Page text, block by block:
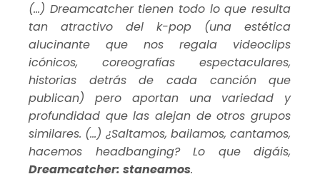
(...) Dreamcatcher tienen todo lo que resulta
tan atractivo del k-pop (una estética
alucinante que nos regala videoclips
icónicos, coreografías espectaculares,
historias detrás de cada canción que
publican) pero aportan una variedad y
profundidad que las alejan de otros grupos
similares. (...) ¿Saltamos, bailamos, cantamos,
hacemos headbanging? Lo que digáis,
Dreamcatcher: staneamos.